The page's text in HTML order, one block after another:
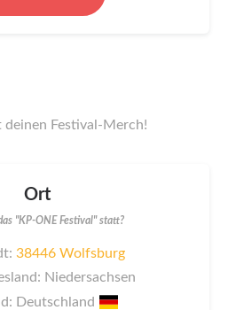
deinen Festival-Merch!
Ort
"KP-ONE Festival" statt?
38446 Wolfsburg
Niedersachsen
Deutschland